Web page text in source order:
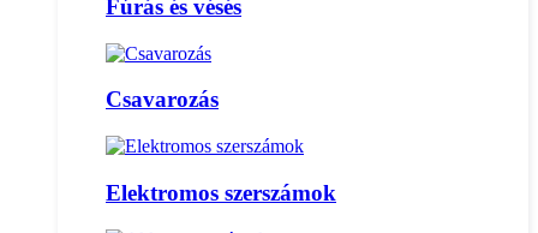
Fúrás és vésés
Csavarozás
Elektromos szerszámok